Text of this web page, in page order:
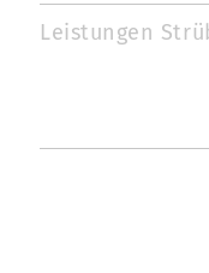
Leistungen